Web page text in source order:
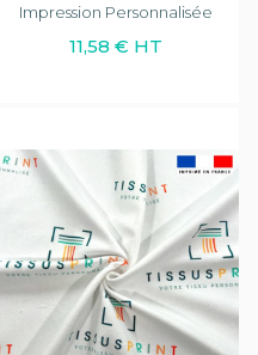
(1 avis)
Impression Personnalisée
11,58 € HT